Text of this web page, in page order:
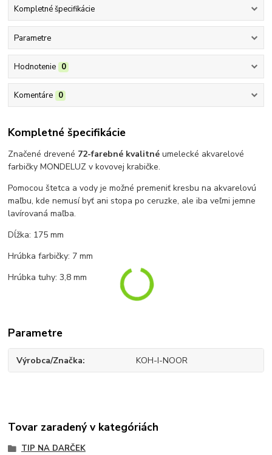
Kompletné špecifikácie
Parametre
Hodnotenie 0
Komentáre 0
Kompletné špecifikácie
Značené drevené 72-farebné kvalitnéumelecké akvarelové
farbičky MONDELUZ v kovovej krabičke.
Pomocou štetca a vody je možné premeniť kresbu na akvarelovú
maľbu, kde nemusí byť ani stopa po ceruzke, ale iba veľmi jemne
lavírovaná maľba.
Dĺžka: 175 mm
Hrúbka farbičky: 7 mm
Hrúbka tuhy: 3,8 mm
Parametre
Výrobca/Značka KOH-I-NOOR
Tovar zaradený v kategóriách
TIP NA DARČEK